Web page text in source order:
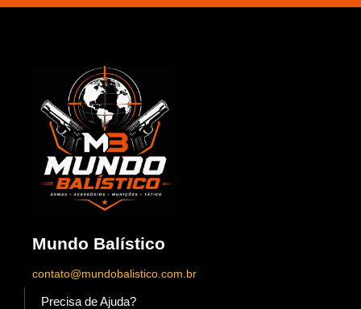
Mundo Balístico
contato@mundobalistico.com.br
Precisa de Ajuda?